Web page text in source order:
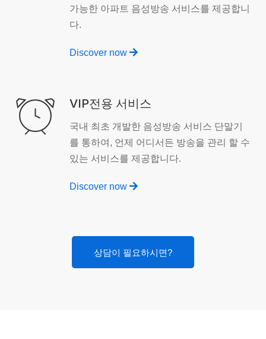
가능한 아파트 음성방송 서비스를 제공합니
다.
Discover now
VIP전용 서비스
국내 최초 개발한 음성방송 서비스 단말기
를 통하여, 언제 어디서든 방송을 관리 할 수
있는 서비스를 제공합니다.
Discover now
상담이 필요하시면?